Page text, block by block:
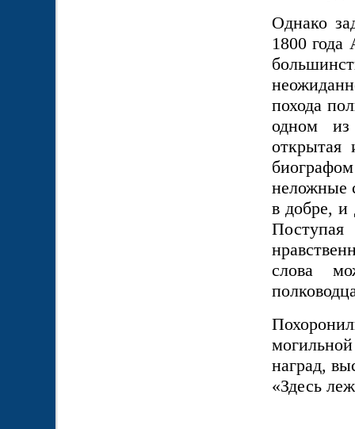
Однако
1800 года
похода
одном
открытая
неложные
в добре, и
слова
наград,
«Здесь